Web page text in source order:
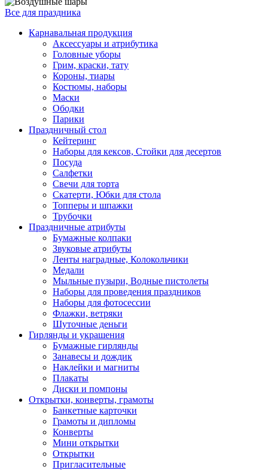
Все для праздника
Карнавальная продукция
Аксессуары и атрибутика
Головные уборы
Грим, краски, тату
Короны, тиары
Костюмы, наборы
Маски
Ободки
Парики
Праздничный стол
Кейтеринг
Наборы для кексов, Стойки для десертов
Посуда
Салфетки
Свечи для торта
Скатерти, Юбки для стола
Топперы и шпажки
Трубочки
Праздничные атрибуты
Бумажные колпаки
Звуковые атрибуты
Ленты наградные, Колокольчики
Медали
Мыльные пузыри, Водные пистолеты
Наборы для проведения праздников
Наборы для фотосессии
Флажки, ветряки
Шуточные деньги
Гирлянды и украшения
Бумажные гирлянды
Занавесы и дождик
Наклейки и магниты
Плакаты
Диски и помпоны
Открытки, конверты, грамоты
Банкетные карточки
Грамоты и дипломы
Конверты
Мини открытки
Открытки
Пригласительные